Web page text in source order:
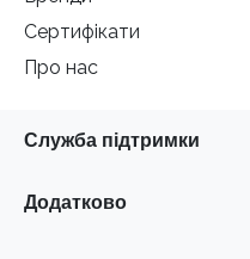
Сертифікати
Про нас
Служба підтримки
Додатково